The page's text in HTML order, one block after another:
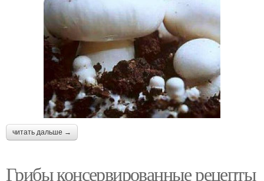
читать дальше →
Грибы консервированные рецепты